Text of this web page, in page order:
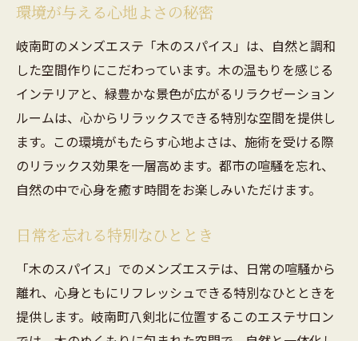
環境が与える心地よさの秘密
岐南町のメンズエステ「木のスパイス」は、自然と調和
した空間作りにこだわっています。木の温もりを感じる
インテリアと、緑豊かな景色が広がるリラクゼーション
ルームは、心からリラックスできる特別な空間を提供し
ます。この環境がもたらす心地よさは、施術を受ける際
のリラックス効果を一層高めます。都市の喧騒を忘れ、
自然の中で心身を癒す時間をお楽しみいただけます。
日常を忘れる特別なひととき
「木のスパイス」でのメンズエステは、日常の喧騒から
離れ、心身ともにリフレッシュできる特別なひとときを
提供します。岐南町八剣北に位置するこのエステサロン